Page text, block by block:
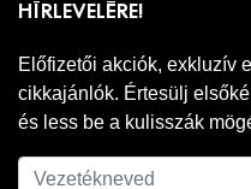
HÍRLEVELÉRE!
Előfizetői akciók, exkluzív
cikkajánlók. Értesülj
és less be a kulisszák